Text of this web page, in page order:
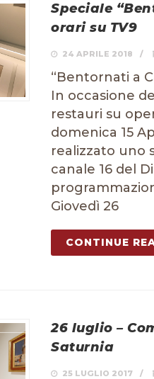
Speciale
orari su TV9
24 APRILE 2018
“Bentornati a
In occasione
restauri su
domenica 15
realizzato uno
canale 16 del
Giovedì 26
CONTINUE
26 luglio –
Saturnia
25 LUGLIO 2017